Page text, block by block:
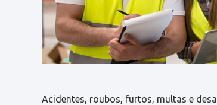
Acidentes, roubos, furtos, multas e